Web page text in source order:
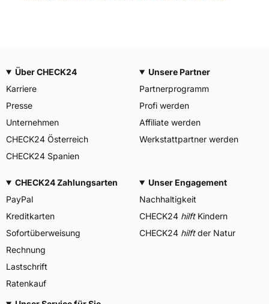
Über CHECK24
Karriere
Presse
Unternehmen
CHECK24 Österreich
CHECK24 Spanien
Unsere Partner
Partnerprogramm
Profi werden
Affiliate werden
Werkstattpartner werden
CHECK24 Zahlungsarten
PayPal
Kreditkarten
Sofortüberweisung
Rechnung
Lastschrift
Ratenkauf
Unser Engagement
Nachhaltigkeit
CHECK24 hilftKindern
CHECK24 hilftder Natur